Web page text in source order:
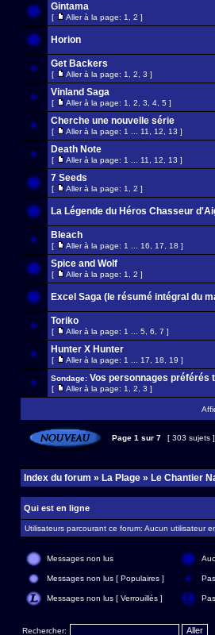
Gintama
[ Aller à la page: 1 2 ]
Horion
Get Backers
[ Aller à la page: 1 2 3 ]
Vinland Saga
[ Aller à la page: 1 2 3 4 5 ]
Cherche une nouvelle série
[ Aller à la page: 1 11 12 13 ]
Death Note
[ Aller à la page: 1 11 12 13 ]
7 Seeds
[ Aller à la page: 1 2 ]
La Légende du Héros Chasseur
Bleach
[ Aller à la page: 1 16 17 18 ]
Spice and Wolf
[ Aller à la page: 1 2 ]
Excel Saga (le résumé intégral du
Toriko
[ Aller à la page: 1 5 6 7 ]
Hunter X Hunter
[ Aller à la page: 1 17 18 19 ]
Sondage: Vos personnages préférés
[ Aller à la page: 1 2 3 ]
Page 1 sur 7 [ 303 sujets ]
Index du forum » La Plage » Le Chantier
Qui est en ligne
Utilisateurs parcourant ce forum: Aucun utilisateur
Messages non lus
Messages non lus [ Populaires ]
Messages non lus [ Verrouillés ]
Rechercher: